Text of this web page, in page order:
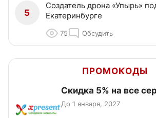
5
Создатель дрона «Упырь»
Екатеринбурге
75 Обсудить
ПРОМОКОДЫ
Скидка 5% на все
До 1 января, 2027